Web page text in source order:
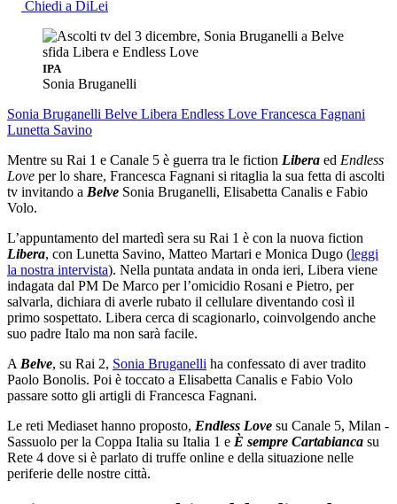
Chiedi a DiLei
IPA
Sonia Bruganelli
Sonia Bruganelli Belve Libera Endless Love Francesca Fagnani
Lunetta Savino
Mentre su Rai 1 e Canale 5 è guerra tra le fiction Libera ed Endless
Love per lo share, Francesca Fagnani si ritaglia la sua fetta di ascolti
tv invitando a Belve Sonia Bruganelli, Elisabetta Canalis e Fabio
Volo.
L’appuntamento del martedì sera su Rai 1 è con la nuova fiction
Libera, con Lunetta Savino, Matteo Martari e Monica Dugo (leggi
la nostra intervista). Nella puntata andata in onda ieri, Libera viene
indagata dal PM De Marco per l’omicidio Rosani e Pietro, per
salvarla, dichiara di averle rubato il cellulare diventando così il
primo sospettato. Libera cerca di scagionarlo, coinvolgendo anche
suo padre Italo ma non sarà facile.
A Belve, su Rai 2, Sonia Bruganelli ha confessato di aver tradito
Paolo Bonolis. Poi è toccato a Elisabetta Canalis e Fabio Volo
passare sotto gli artigli di Francesca Fagnani.
Le reti Mediaset hanno proposto, Endless Love su Canale 5, Milan -
Sassuolo per la Coppa Italia su Italia 1 e È sempre Cartabianca su
Rete 4 dove si è parlato di truffe online e della situazione nelle
periferie delle nostre città.